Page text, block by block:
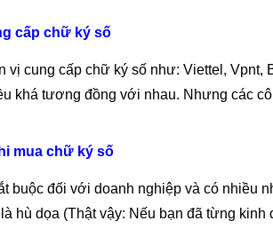
cấp chữ ký số
vị cung cấp chữ ký số như: Viettel,
khá tương đồng với nhau. Nhưng các
mua chữ ký số
buộc đối với doanh nghiệp và có nhiều
hù dọa (Thật vậy: Nếu bạn đã từng